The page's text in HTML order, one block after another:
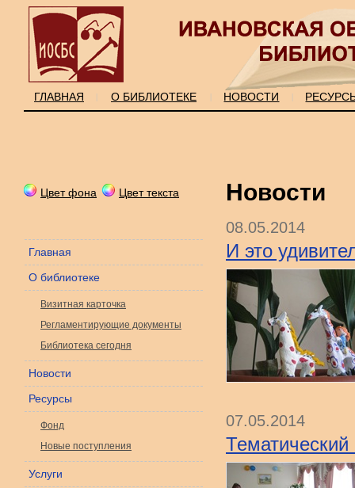
ГЛАВНАЯ О БИБЛИОТЕКЕ НОВОСТИ
Цвет фона Цвет текста
Главная
О библиотеке
Визитная карточка
Регламентирующие документы
Библиотека сегодня
Новости
Ресурсы
Фонд
Новые поступления
Услуги
Новости
08.05.2014
И это
07.05.2014